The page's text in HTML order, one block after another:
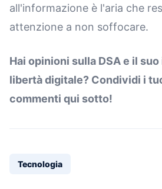
all'informazione è l'aria che
attenzione a non soffocare.
Hai opinioni sulla DSA e il
libertà digitale? Condividi i
commenti qui sotto!
Tecnologia